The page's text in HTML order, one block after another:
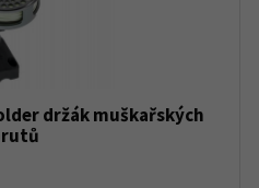
držák muškařských